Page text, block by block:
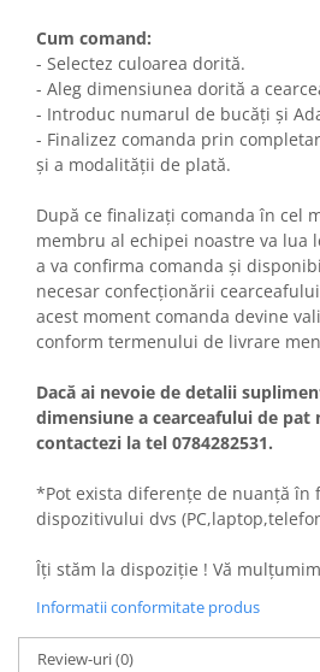
Cum comand:
- Selectez culoarea dorită.
- Aleg dimensiunea dorită a
- Introduc numarul de bucăți și
- Finalizez comanda prin
și a modalității de plată.
După ce finalizați comanda în cel
membru al echipei noastre va lua
a va confirma comanda și
necesar confecționării
acest moment comanda devine
conform termenului de livrare
Dacă ai nevoie de detalii
dimensiune a cearceafului de pat
contactezi la tel 0784282531.
*Pot exista diferențe de nuanță în
dispozitivului dvs
Îți stăm la dispoziție ! Vă
Informatii conformitate produs
Review-uri(0)